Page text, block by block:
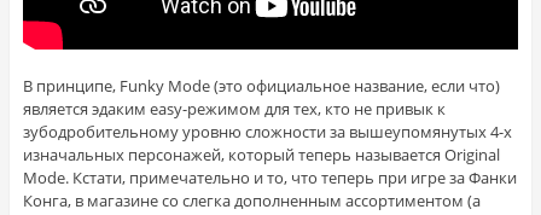
В принципе, Funky Mode (это официальное название, если что)
является эдаким easy-режимом для тех, кто не привык к
зубодробительному уровню сложности за вышеупомянутых 4-х
изначальных персонажей, который теперь называется Original
Mode. Кстати, примечательно и то, что теперь при игре за Фанки
Конга, в магазине со слегка дополненным ассортиментом (а